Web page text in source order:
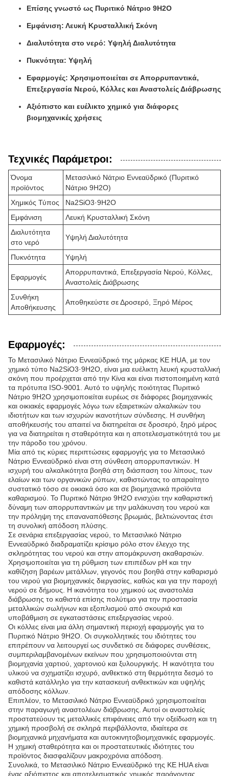
Επίσης γνωστό ως Πυριτικό Νάτριο 9H2O
Εμφάνιση: Λευκή Κρυσταλλική Σκόνη
Διαλυτότητα στο νερό: Υψηλή Διαλυτότητα
Πυκνότητα: Υψηλή
Εφαρμογές: Χρησιμοποιείται σε Απορρυπαντικά,
Επεξεργασία Νερού, Κόλλες και Αναστολείς Διάβρωσης
Αξιόπιστο και ευέλικτο χημικό για διάφορες
βιομηχανικές χρήσεις
Τεχνικές Παράμετροι:
Όνομα
προϊόντος
Μετασιλικό Νάτριο Εννεαϋδρικό (Πυριτικό
Νάτριο 9H2O)
Χημικός Τύπος
Na2SiO3·9H2O
Εμφάνιση
Λευκή Κρυσταλλική Σκόνη
Διαλυτότητα
στο νερό
Υψηλή Διαλυτότητα
Πυκνότητα Υψηλή
Εφαρμογές
Απορρυπαντικά, Επεξεργασία Νερού, Κόλλες,
Αναστολείς Διάβρωσης
Συνθήκη
Αποθήκευσης
Αποθηκεύστε σε Δροσερό, Ξηρό Μέρος
Εφαρμογές:
Το Μετασιλικό Νάτριο Εννεαϋδρικό της μάρκας KE HUA, με τον
χημικό τύπο Na2SiO3·9H2O, είναι μια ευέλικτη λευκή κρυσταλλική
σκόνη που προέρχεται από την Κίνα και είναι πιστοποιημένη κατά
τα πρότυπα ISO-9001. Αυτό το υψηλής ποιότητας Πυριτικό
Νάτριο 9H2O χρησιμοποιείται ευρέως σε διάφορες βιομηχανικές
και οικιακές εφαρμογές λόγω των εξαιρετικών αλκαλικών του
ιδιοτήτων και των ισχυρών ικανοτήτων σύνδεσης. Η συνθήκη
αποθήκευσής του απαιτεί να διατηρείται σε δροσερό, ξηρό μέρος
για να διατηρείται η σταθερότητα και η αποτελεσματικότητά του με
την πάροδο του χρόνου.
Μία από τις κύριες περιπτώσεις εφαρμογής για το Μετασιλικό
Νάτριο Εννεαϋδρικό είναι στη σύνθεση απορρυπαντικών. Η
ισχυρή του αλκαλικότητα βοηθά στη διάσπαση του λίπους, των
ελαίων και των οργανικών ρύπων, καθιστώντας το απαραίτητο
συστατικό τόσο σε οικιακά όσο και σε βιομηχανικά προϊόντα
καθαρισμού. Το Πυριτικό Νάτριο 9H2O ενισχύει την καθαριστική
δύναμη των απορρυπαντικών με την μαλάκυνση του νερού και
την πρόληψη της επαναναπόθεσης βρωμιάς, βελτιώνοντας έτσι
τη συνολική απόδοση πλύσης.
Σε σενάρια επεξεργασίας νερού, το Μετασιλικό Νάτριο
Εννεαϋδρικό διαδραματίζει κρίσιμο ρόλο στον έλεγχο της
σκληρότητας του νερού και στην απομάκρυνση ακαθαρσιών.
Χρησιμοποιείται για τη ρύθμιση των επιπέδων pH και την
καθίζηση βαρέων μετάλλων, γεγονός που βοηθά στην καθαρισμό
του νερού για βιομηχανικές διεργασίες, καθώς και για την παροχή
νερού σε δήμους. Η ικανότητα του χημικού ως αναστολέα
διάβρωσης το καθιστά επίσης πολύτιμο για την προστασία
μεταλλικών σωλήνων και εξοπλισμού από σκουριά και
υποβάθμιση σε εγκαταστάσεις επεξεργασίας νερού.
Οι κόλλες είναι μια άλλη σημαντική περιοχή εφαρμογής για το
Πυριτικό Νάτριο 9H2O. Οι συγκολλητικές του ιδιότητες του
επιτρέπουν να λειτουργεί ως συνδετικό σε διάφορες συνθέσεις,
συμπεριλαμβανομένων εκείνων που χρησιμοποιούνται στη
βιομηχανία χαρτιού, χαρτονιού και ξυλουργικής. Η ικανότητα του
υλικού να σχηματίζει ισχυρό, ανθεκτικό στη θερμότητα δεσμό το
καθιστά κατάλληλο για την κατασκευή ανθεκτικών και υψηλής
απόδοσης κόλλων.
Επιπλέον, το Μετασιλικό Νάτριο Εννεαϋδρικό χρησιμοποιείται
στην παραγωγή αναστολέων διάβρωσης. Αυτοί οι αναστολείς
προστατεύουν τις μεταλλικές επιφάνειες από την οξείδωση και τη
χημική προσβολή σε σκληρά περιβάλλοντα, ιδιαίτερα σε
βιομηχανικά μηχανήματα και αυτοκινητοβιομηχανικές εφαρμογές.
Η χημική σταθερότητα και οι προστατευτικές ιδιότητες του
προϊόντος διασφαλίζουν μακροχρόνια απόδοση.
Συνολικά, το Μετασιλικό Νάτριο Εννεαϋδρικό της KE HUA είναι
ένας αξιόπιστος και αποτελεσματικός χημικός παράγοντας